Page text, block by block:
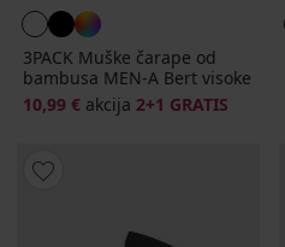
3PACK Muške čarape od
bambusa MEN-A Bert visoke
10,99 € akcija 2+1 GRATIS